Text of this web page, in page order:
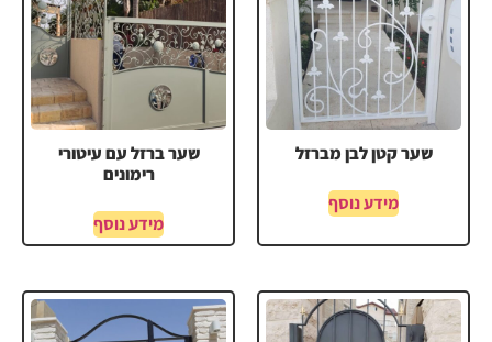
שער קטן לבן מברזל
מידע נוסף
שער ברזל עם עיטורי
רימונים
מידע נוסף